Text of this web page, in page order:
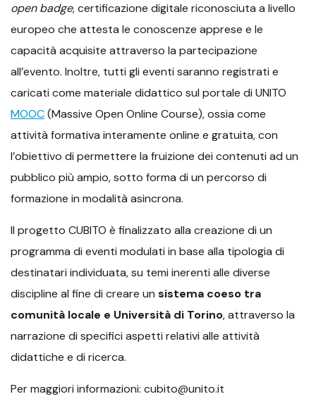
open badge, certificazione digitale riconosciuta a livello
europeo che attesta le conoscenze apprese e le
capacità acquisite attraverso la partecipazione
all’evento. Inoltre, tutti gli eventi saranno registrati e
caricati come materiale didattico sul portale di UNITO
MOOC(Massive Open Online Course), ossia come
attività formativa interamente online e gratuita, con
l’obiettivo di permettere la fruizione dei contenuti ad un
pubblico più ampio, sotto forma di un percorso di
formazione in modalità asincrona.
Il progetto CUBITO è finalizzato alla creazione di un
programma di eventi modulati in base alla tipologia di
destinatari individuata, su temi inerenti alle diverse
discipline al fine di creare un sistema coeso tra
comunità locale e Università di Torino, attraverso la
narrazione di specifici aspetti relativi alle attività
didattiche e di ricerca.
Per maggiori informazioni: cubito@unito.it